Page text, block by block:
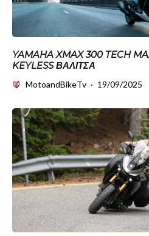
YAMAHA XMAX 300 TECH
KEYLESS ΒΑΛΊΤΣΑ
MotoandBikeTv · 19/09/2025